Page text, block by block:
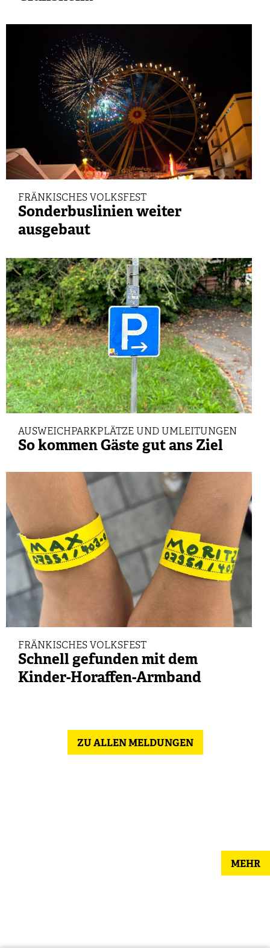
FRÄNKISCHES VOLKSFEST
Sonderbuslinien weiter
ausgebaut
AUSWEICHPARKPLÄTZE UND UMLEITUNGEN
So kommen Gäste gut ans Ziel
FRÄNKISCHES VOLKSFEST
Schnell gefunden mit dem
Kinder-Horaffen-Armband
ZU ALLEN MELDUNGEN